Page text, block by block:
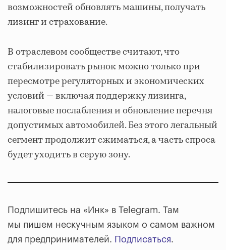
возможностей обновлять машины, получать
лизинг и страхование.
В отраслевом сообществе считают, что
стабилизировать рынок можно только при
пересмотре регуляторных и экономических
условий — включая поддержку лизинга,
налоговые послабления и обновление перечня
допустимых автомобилей. Без этого легальный
сегмент продолжит сжиматься, а часть спроса
будет уходить в серую зону.
Подпишитесь на «Инк» в Telegram. Там
мы пишем нескучным языком о самом важном
для предпринимателей. Подписаться.